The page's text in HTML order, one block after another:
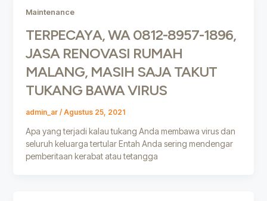
Maintenance
TERPECAYA, WA 0812-8957-1896,
JASA RENOVASI RUMAH
MALANG, MASIH SAJA TAKUT
TUKANG BAWA VIRUS
admin_ar / Agustus 25, 2021
Apa yang terjadi kalau tukang Anda membawa virus dan
seluruh keluarga tertular Entah Anda sering mendengar
pemberitaan kerabat atau tetangga